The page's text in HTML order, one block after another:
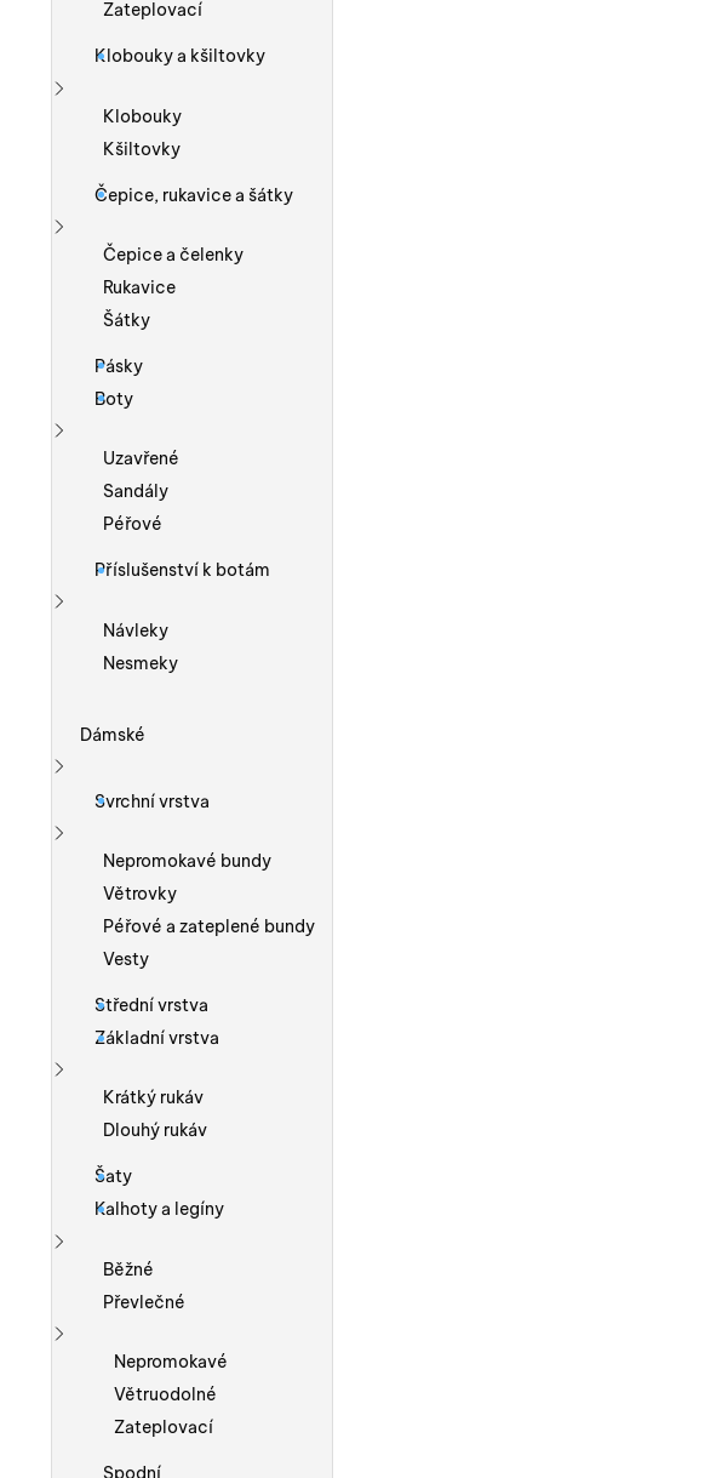
Zateplovací
Klobouky a kšiltovky
Zobrazit více
Klobouky
Kšiltovky
Čepice, rukavice a šátky
Zobrazit více
Čepice a čelenky
Rukavice
Šátky
Pásky
Boty
Zobrazit více
Uzavřené
Sandály
Péřové
Příslušenství k botám
Zobrazit více
Návleky
Nesmeky
Dámské
Zobrazit více
Svrchní vrstva
Zobrazit více
Nepromokavé bundy
Větrovky
Péřové a zateplené bundy
Vesty
Střední vrstva
Základní vrstva
Zobrazit více
Krátký rukáv
Dlouhý rukáv
Šaty
Kalhoty a legíny
Zobrazit více
Běžné
Převlečné
Zobrazit více
Nepromokavé
Větruodolné
Zateplovací
Spodní